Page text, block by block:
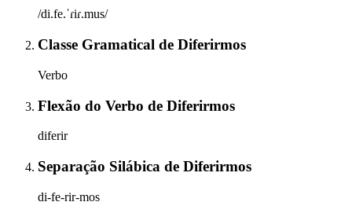
/di.fe.ˈɾiɾ.mus/
Classe Gramatical de Diferirmos
Verbo
Flexão do Verbo de Diferirmos
diferir
Separação Silábica de Diferirmos
di-fe-rir-mos